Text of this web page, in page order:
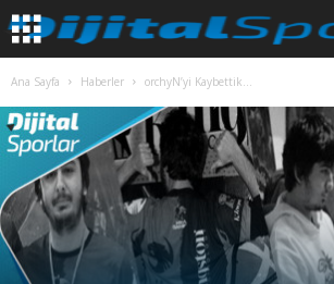
Ana Sayfa Haberler orchyN’yi Kaybettik…